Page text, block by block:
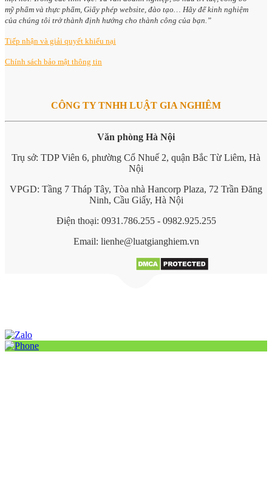
mỹ phẩm và thực phẩm, Giấy phép website, đào tạo… Hãy để kinh nghiệm
của chúng tôi trở thành định hướng cho thành công của bạn.”
Tiếp nhận và giải quyết khiếu nại
Chính sách bảo mật thông tin
CÔNG TY TNHH LUẬT GIA NGHIÊM
Văn phòng Hà Nội
Trụ sở: TDP Viên 6, phường Cổ Nhuế 2, quận Bắc Từ Liêm, Hà
Nội
VPGD: Tầng 7 Tháp Tây, Tòa nhà Hancorp Plaza, 72 Trần Đăng
Ninh, Cầu Giấy, Hà Nội
Điện thoại: 0931.786.255 - 0982.925.255
Email: lienhe@luatgianghiem.vn